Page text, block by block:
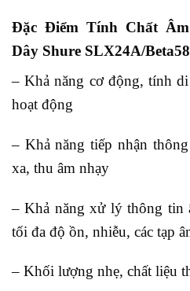
Đặc Điểm Tính Chất
Dây Shure SLX24A/Beta58
– Khả năng cơ động, tính
hoạt động
– Khả năng tiếp nhận
xa, thu âm nhạy
– Khả năng xử lý thông tin
tối đa độ ồn, nhiễu, các tạp
– Khối lượng nhẹ, chất liệu